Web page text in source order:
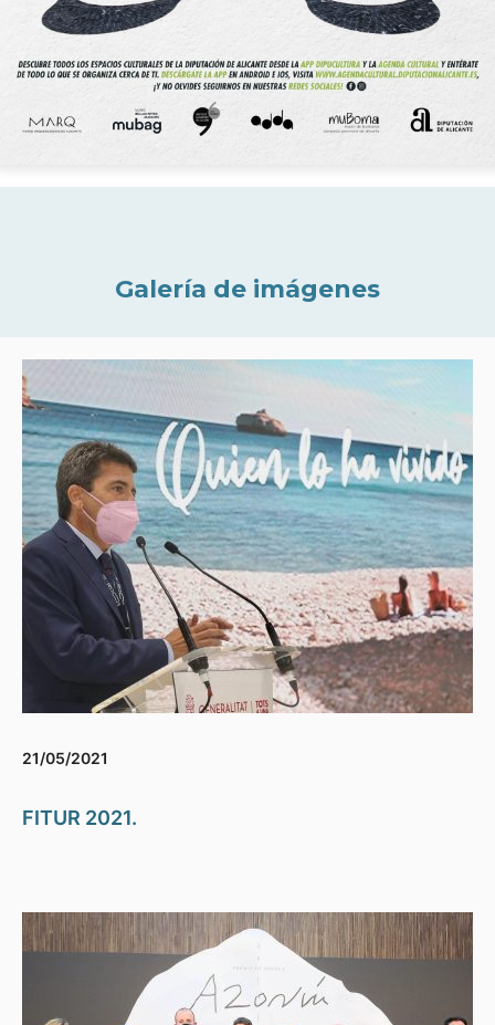
Galería de imágenes
21/05/2021
FITUR 2021.